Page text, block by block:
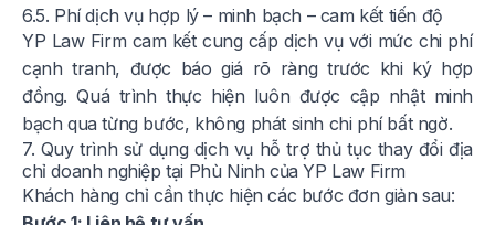
6.5. Phí dịch vụ hợp lý – minh bạch – cam kết tiến độ
YP Law Firm cam kết cung cấp dịch vụ với mức chi phí
cạnh tranh, được báo giá rõ ràng trước khi ký hợp
đồng. Quá trình thực hiện luôn được cập nhật minh
bạch qua từng bước, không phát sinh chi phí bất ngờ.
7. Quy trình sử dụng dịch vụ hỗ trợ thủ tục thay đổi địa
chỉ doanh nghiệp tại Phù Ninh của YP Law Firm
Khách hàng chỉ cần thực hiện các bước đơn giản sau: